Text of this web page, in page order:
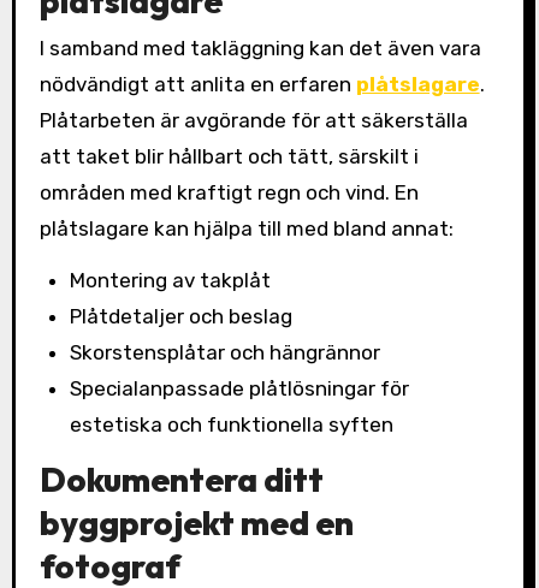
I samband med takläggning kan det även vara
nödvändigt att anlita en erfaren plåtslagare.
Plåtarbeten är avgörande för att säkerställa
att taket blir hållbart och tätt, särskilt i
områden med kraftigt regn och vind. En
plåtslagare kan hjälpa till med bland annat:
Montering av takplåt
Plåtdetaljer och beslag
Skorstensplåtar och hängrännor
Specialanpassade plåtlösningar för
estetiska och funktionella syften
Dokumentera ditt
byggprojekt med en
fotograf